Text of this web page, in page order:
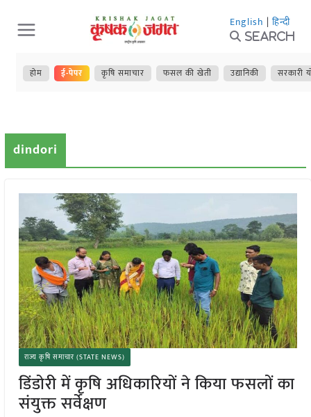
Skip
to
content
English | हिन्दी
Search
होम ई-पेपर कृषि समाचार फसल की खेती उद्यानिकी सरकारी
dindori
राज्य कृषि समाचार (STATE NEWS)
डिंडोरी में कृषि अधिकारियों ने किया फसलों का
संयुक्त सर्वेक्षण